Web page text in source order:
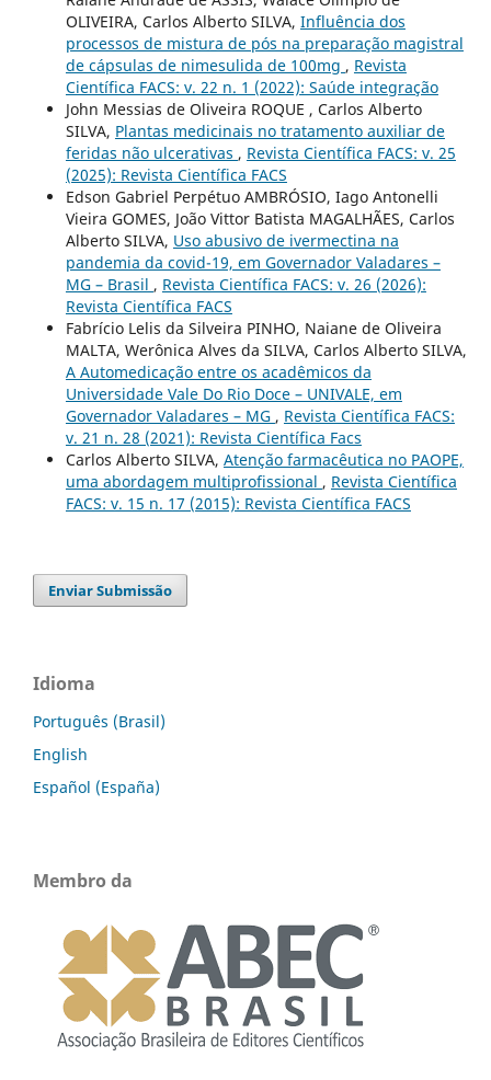
OLIVEIRA, Carlos Alberto SILVA, Influência dos
processos de mistura de pós na preparação magistral
de cápsulas de nimesulida de 100mg , Revista
Científica FACS: v. 22 n. 1 (2022): Saúde integração
John Messias de Oliveira ROQUE , Carlos Alberto
SILVA, Plantas medicinais no tratamento auxiliar de
feridas não ulcerativas , Revista Científica FACS: v. 25
(2025): Revista Científica FACS
Edson Gabriel Perpétuo AMBRÓSIO, Iago Antonelli
Vieira GOMES, João Vittor Batista MAGALHÃES, Carlos
Alberto SILVA, Uso abusivo de ivermectina na
pandemia da covid-19, em Governador Valadares –
MG – Brasil , Revista Científica FACS: v. 26 (2026):
Revista Científica FACS
Fabrício Lelis da Silveira PINHO, Naiane de Oliveira
MALTA, Werônica Alves da SILVA, Carlos Alberto SILVA,
A Automedicação entre os acadêmicos da
Universidade Vale Do Rio Doce – UNIVALE, em
Governador Valadares – MG , Revista Científica FACS:
v. 21 n. 28 (2021): Revista Científica Facs
Carlos Alberto SILVA, Atenção farmacêutica no PAOPE,
uma abordagem multiprofissional , Revista Científica
FACS: v. 15 n. 17 (2015): Revista Científica FACS
Enviar Submissão
Idioma
Português (Brasil)
English
Español (España)
Membro da